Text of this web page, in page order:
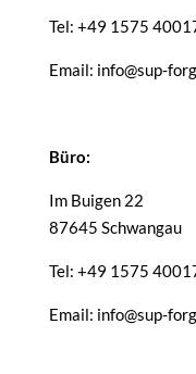
Tel: +49 1575
Email: info@sup-
Büro:
Im Buigen 22
87645 Schwangau
Tel: +49 1575
Email: info@sup-